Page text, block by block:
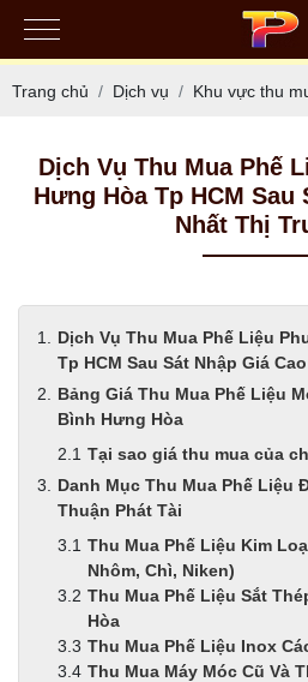
Trang chủ Dịch vụ Khu vực thu
Dịch Vụ Thu Mua Phế
Hưng Hòa Tp HCM Sau
Nhất Thị
Dịch Vụ Thu Mua Phế Liệu
Tp HCM Sau Sát Nhập Giá
Bảng Giá Thu Mua Phế Liệu
Bình Hưng Hòa
Tại sao giá thu mua của
Danh Mục Thu Mua Phế Liệu
Thuận Phát Tài
Thu Mua Phế Liệu Kim
Nhôm, Chì, Niken)
Thu Mua Phế Liệu Sắt
Hòa
Thu Mua Phế Liệu Inox
Thu Mua Máy Móc Cũ Và